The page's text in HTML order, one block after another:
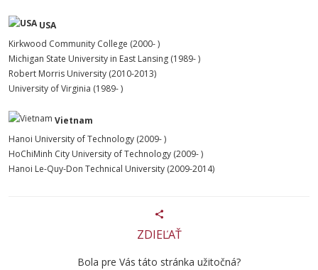
USA
Kirkwood Community College (2000- )
Michigan State University in East Lansing (1989- )
Robert Morris University (2010-2013)
University of Virginia (1989- )
Vietnam
Hanoi University of Technology (2009- )
HoChiMinh City University of Technology (2009- )
Hanoi Le-Quy-Don Technical University (2009-2014)
ZDIEĽAŤ
Bola pre Vás táto stránka užitočná?